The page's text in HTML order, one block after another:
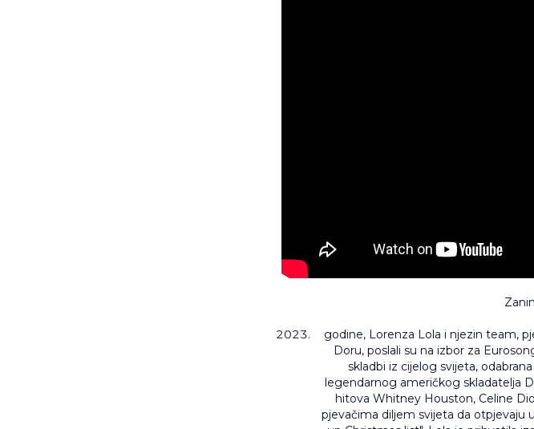
godine, Lorenza Lola i njezin team,
Doru, poslali su na izbor za
skladbi iz cijelog svijeta,
legendarnog američkog skladatelja
hitova Whitney Houston, Celine
pjevačima diljem svijeta da otpjevaju